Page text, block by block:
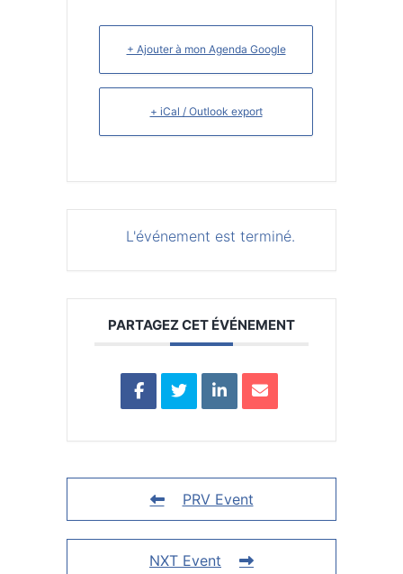
+ Ajouter à mon Agenda Google
+ iCal / Outlook export
L'événement est terminé.
PARTAGEZ CET ÉVÉNEMENT
PRV Event
NXT Event